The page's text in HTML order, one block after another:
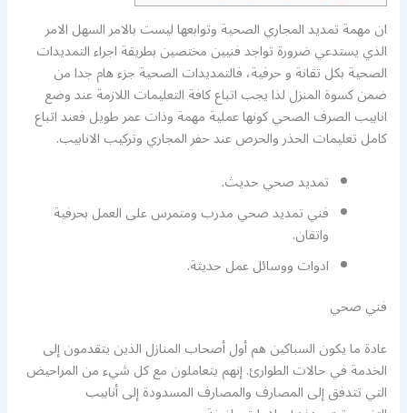
ان مهمة تمديد المجاري الصحية وتوابعها ليست بالامر السهل الامر
الذي يستدعي ضرورة تواجد فنيين مختصين بطريقة اجراء التمديدات
الصحية بكل تقانة و حرفية، فالتمديدات الصحية جزء هام جدا من
ضمن كسوة المنزل لذا يجب اتباع كافة التعليمات اللازمة عند وضع
انابيب الصرف الصحي كونها عملية مهمة وذات عمر طويل فعند اتباع
كامل تعليمات الحذر والحرص عند حفر المجاري وتركيب الانابيب.
تمديد صحي حديث.
فني تمديد صحي مدرب ومتمرس على العمل بحرفية
واتقان.
ادوات ووسائل عمل حديثة.
فني صحي
عادة ما يكون السباكين هم أول أصحاب المنازل الذين يتقدمون إلى
الخدمة في حالات الطوارئ. إنهم يتعاملون مع كل شيء من المراحيض
التي تتدفق إلى المصارف والمصارف المسدودة إلى أنابيب